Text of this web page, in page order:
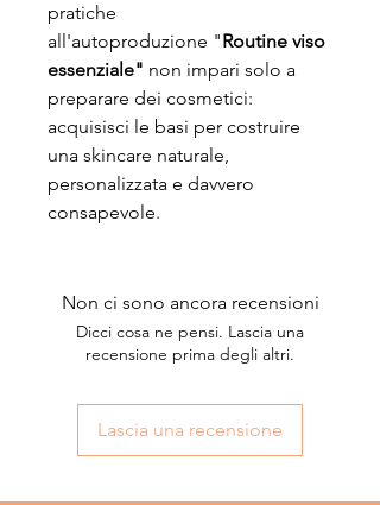
pratiche
all'autoproduzione "Routine viso
essenziale" non impari solo a
preparare dei cosmetici:
acquisisci le basi per costruire
una skincare naturale,
personalizzata e davvero
consapevole.
Non ci sono ancora recensioni
Dicci cosa ne pensi. Lascia una
recensione prima degli altri.
Lascia una recensione